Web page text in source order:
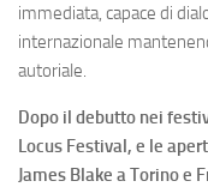
immediata, capace di
internazionale
autoriale.
Dopo il debutto nei
Locus Festival, e le
James Blake a Torino e